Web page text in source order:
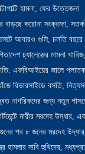
হামলা, ফের উত্তেজনা
বাড়ছে করোনা সংক্রমণ, সতর্ক
আবারও গুলি, চলতি বছরে
চ্যালেঞ্জের মামলা
এফবিআইয়ের জালে পলাতক
রিভারসাইডে বসতি,
নাগরিকদের জন্য নতুন
নারীর মরদেহ
পর ৮ জনের মরদেহ
হামলার দাবি হুথিদের,